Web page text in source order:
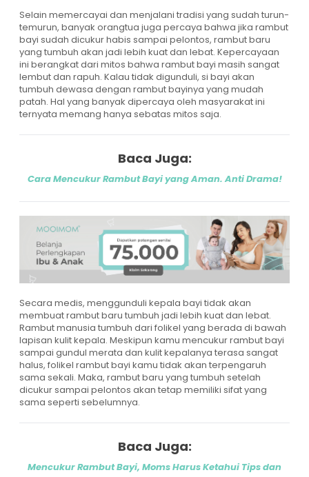
Selain memercayai dan menjalani tradisi yang sudah turun-
temurun, banyak orangtua juga percaya bahwa jika rambut
bayi sudah dicukur habis sampai pelontos, rambut baru
yang tumbuh akan jadi lebih kuat dan lebat. Kepercayaan
ini berangkat dari mitos bahwa rambut bayi masih sangat
lembut dan rapuh. Kalau tidak digunduli, si bayi akan
tumbuh dewasa dengan rambut bayinya yang mudah
patah. Hal yang banyak dipercaya oleh masyarakat ini
ternyata memang hanya sebatas mitos saja.
Baca Juga:
Cara Mencukur Rambut Bayi yang Aman. Anti Drama!
Secara medis, menggunduli kepala bayi tidak akan
membuat rambut baru tumbuh jadi lebih kuat dan lebat.
Rambut manusia tumbuh dari folikel yang berada di bawah
lapisan kulit kepala. Meskipun kamu mencukur rambut bayi
sampai gundul merata dan kulit kepalanya terasa sangat
halus, folikel rambut bayi kamu tidak akan terpengaruh
sama sekali. Maka, rambut baru yang tumbuh setelah
dicukur sampai pelontos akan tetap memiliki sifat yang
sama seperti sebelumnya.
Baca Juga:
Mencukur Rambut Bayi, Moms Harus Ketahui Tips dan